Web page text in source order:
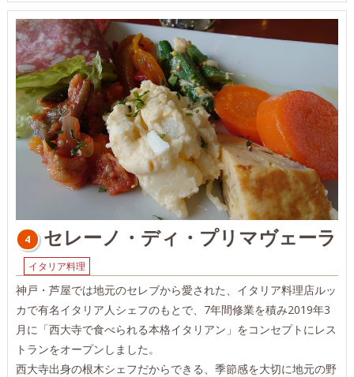
4 セレーノ・ディ・プリマヴェーラ
イタリア料理
神戸・芦屋では地元のセレブから愛された、イタリア料理店ルッ
カで有名イタリア人シェフのもとで、7年間修業を積み2019年3
月に「西大寺で食べられる本格イタリアン」をコンセプトにレス
トランをオープンしました。
西大寺出身の根木シェフだからできる、季節感を大切に地元の野